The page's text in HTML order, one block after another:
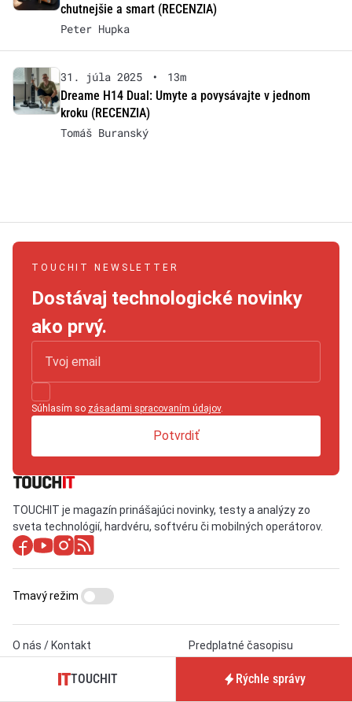
chutnejšie a smart (RECENZIA)
Peter Hupka
31. júla 2025 •
13m
Dreame H14 Dual: Umyte a povysávajte v jednom
kroku (RECENZIA)
Tomáš Buranský
TOUCHIT NEWSLETTER
Dostávaj technologické novinky
ako prvý.
Súhlasím so zásadami spracovaním údajov.
Potvrdiť
TOUCHIT je magazín prinášajúci novinky, testy a analýzy zo
sveta technológií, hardvéru, softvéru či mobilných operátorov.
O nás / Kontakt
Pre inzerentov
Predplatné časopisu
TOUCHIT
Podmienky používania webu
Tmavý režim
TOUCHIT Rýchle správy